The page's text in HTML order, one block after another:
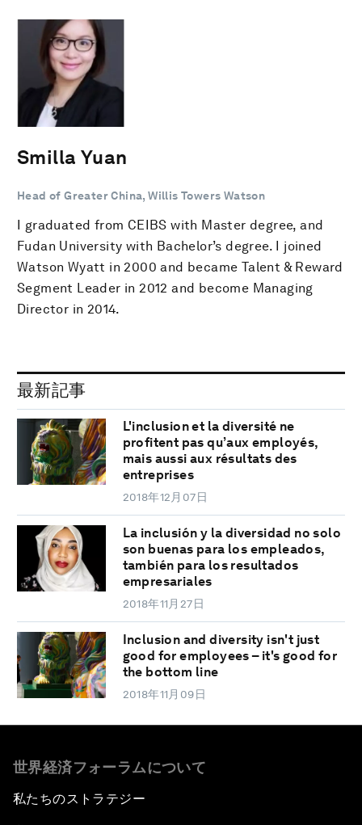
Smilla Yuan
Head of Greater China, Willis Towers Watson
I graduated from CEIBS with Master degree, and
Fudan University with Bachelor’s degree. I joined
Watson Wyatt in 2000 and became Talent & Reward
Segment Leader in 2012 and become Managing
Director in 2014.
最新記事
L'inclusion et la diversité ne
profitent pas qu’aux employés,
mais aussi aux résultats des
entreprises
2018年12月07日
La inclusión y la diversidad no solo
son buenas para los empleados,
también para los resultados
empresariales
2018年11月27日
Inclusion and diversity isn't just
good for employees – it's good for
the bottom line
2018年11月09日
世界経済フォーラムについて
私たちのストラテジー